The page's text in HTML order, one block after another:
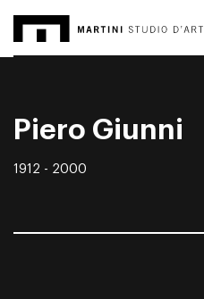
Piero Giunni
1912 - 2000